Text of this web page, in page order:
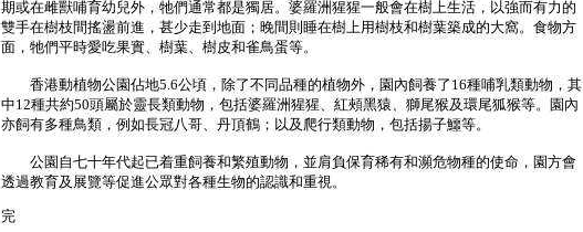
期或在雌獸哺育幼兒外，牠們通常都是獨居。婆羅洲猩猩一般會在樹上生活，以強而有力的
雙手在樹枝間搖盪前進，甚少走到地面；晚間則睡在樹上用樹枝和樹葉築成的大窩。食物方
面，牠們平時愛吃果實、樹葉、樹皮和雀鳥蛋等。
香港動植物公園佔地5.6公頃，除了不同品種的植物外，園內飼養了16種哺乳類動物，其
中12種共約50頭屬於靈長類動物，包括婆羅洲猩猩、紅頰黑猿、獅尾猴及環尾狐猴等。園內
亦飼有多種鳥類，例如長冠八哥、丹頂鶴；以及爬行類動物，包括揚子鱷等。
公園自七十年代起已着重飼養和繁殖動物，並肩負保育稀有和瀕危物種的使命，園方會
透過教育及展覽等促進公眾對各種生物的認識和重視。
完